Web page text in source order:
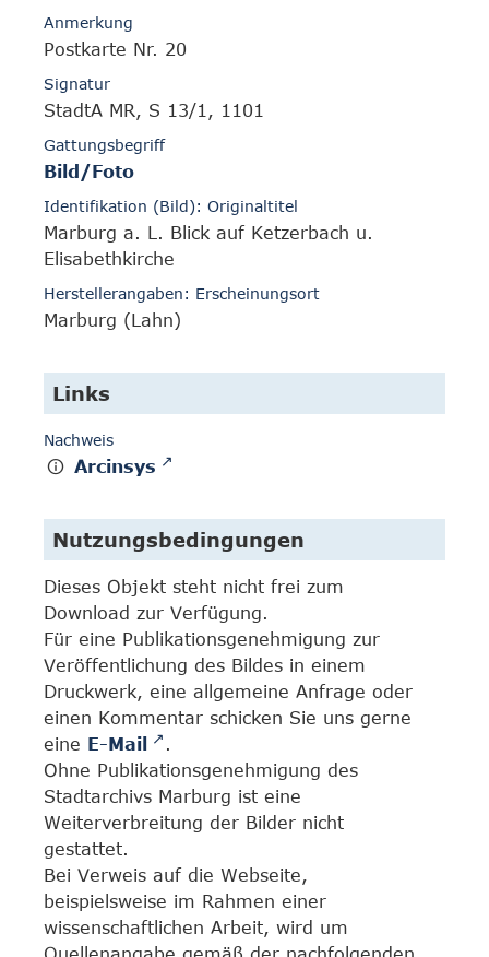
Anmerkung
Postkarte Nr. 20
Signatur
StadtA MR, S 13/1, 1101
Gattungsbegriff
Bild/Foto
Identifikation (Bild): Originaltitel
Marburg a. L. Blick auf Ketzerbach u.
Elisabethkirche
Herstellerangaben: Erscheinungsort
Marburg (Lahn)
Links
Nachweis
Arcinsys
Nutzungsbedingungen
Dieses Objekt steht nicht frei zum
Download zur Verfügung.
Für eine Publikationsgenehmigung zur
Veröffentlichung des Bildes in einem
Druckwerk, eine allgemeine Anfrage oder
einen Kommentar schicken Sie uns gerne
eine E-Mail
.
Ohne Publikationsgenehmigung des
Stadtarchivs Marburg ist eine
Weiterverbreitung der Bilder nicht
gestattet.
Bei Verweis auf die Webseite,
beispielsweise im Rahmen einer
wissenschaftlichen Arbeit, wird um